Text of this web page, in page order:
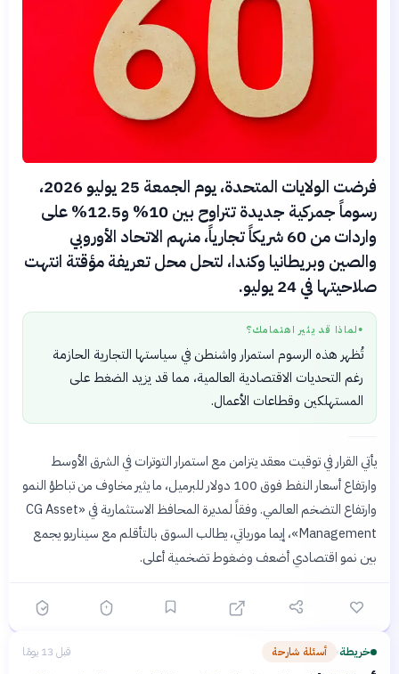
فرضت الولايات المتحدة، يوم الجمعة 25 يوليو 2026،
رسوماً جمركية جديدة تتراوح بين 10% و12.5% على
واردات من 60 شريكاً تجارياً، منهم الاتحاد الأوروبي
والصين وبريطانيا وكندا، لتحل محل تعريفة مؤقتة انتهت
صلاحيتها في 24 يوليو.
● لماذا قد يثير اهتمامك؟
تُظهر هذه الرسوم استمرار واشنطن في سياستها التجارية الحازمة
رغم التحديات الاقتصادية العالمية، مما قد يزيد الضغط على
المستهلكين وقطاعات الأعمال.
يأتي القرار في توقيت معقد يتزامن مع استمرار التوترات في الشرق الأوسط
وارتفاع أسعار النفط فوق 100 دولار للبرميل، ما يثير مخاوف من تباطؤ النمو
وارتفاع التضخم العالمي. وفقاً لمديرة المحافظ الاستثمارية في «CG Asset
Management»، إيما مورياتي، يطالب السوق بالتأقلم مع سيناريو يجمع
بين نمو اقتصادي أضعف وضغوط تضخمية أعلى.
خريطة› أسئلة شارحة قبل 13 يومًا